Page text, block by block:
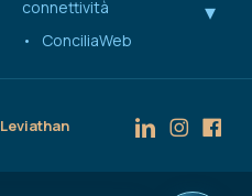
connettività
ConciliaWeb
Leviathan